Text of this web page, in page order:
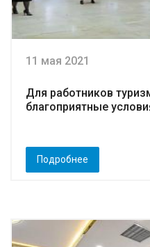
11 мая 2021
Для работников
благоприятные
Подробнее